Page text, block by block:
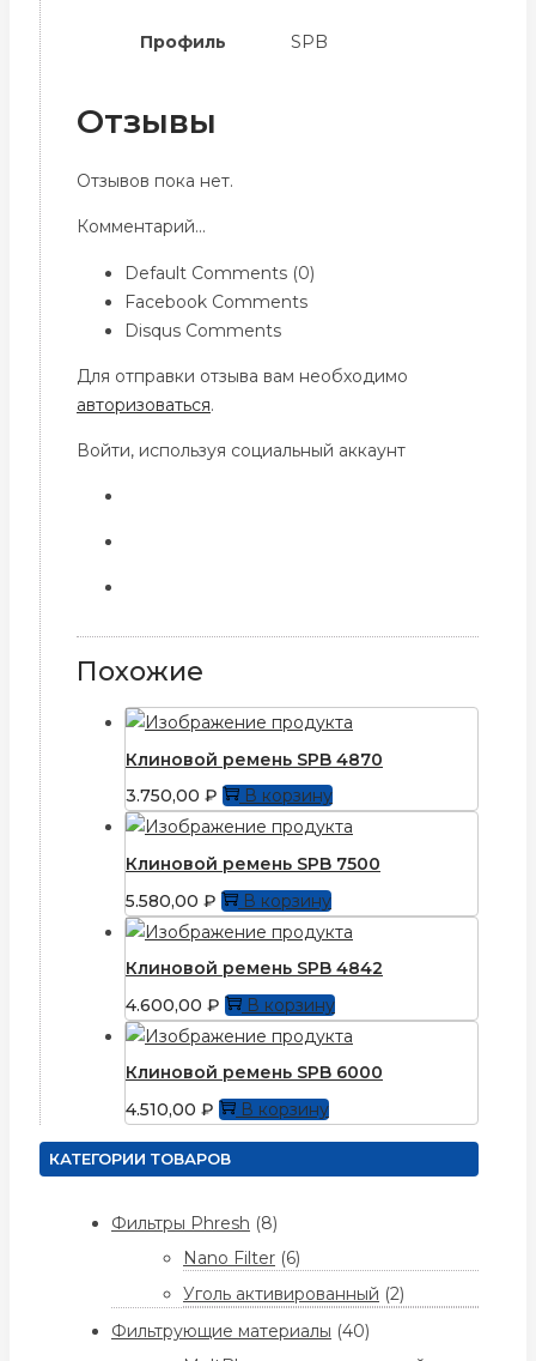
Профиль SPB
Отзывы
Отзывов пока нет.
Комментарий...
Default Comments (0)
Facebook Comments
Disqus Comments
Для отправки отзыва вам необходимо
авторизоваться.
Войти, используя социальный аккаунт
Похожие
Клиновой ремень SPB 4870
3.750,00 ₽ В корзину
Клиновой ремень SPB 7500
5.580,00 ₽ В корзину
Клиновой ремень SPB 4842
4.600,00 ₽ В корзину
Клиновой ремень SPB 6000
4.510,00 ₽ В корзину
КАТЕГОРИИ ТОВАРОВ
Фильтры Phresh (8)
Nano Filter (6)
Уголь активированный (2)
Фильтрующие материалы (40)